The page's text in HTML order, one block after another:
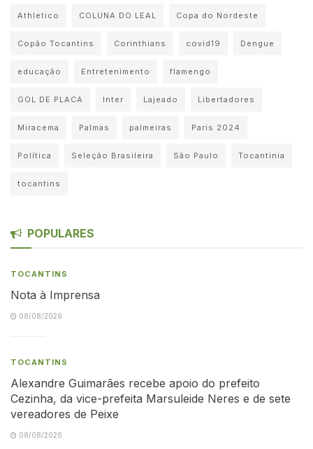
Athletico COLUNA DO LEAL Copa do Nordeste
Copão Tocantins Corinthians covid19 Dengue
educação Entretenimento flamengo
GOL DE PLACA Inter Lajeado Libertadores
Miracema Palmas palmeiras Paris 2024
Política Seleção Brasileira São Paulo Tocantinia
tocantins
POPULARES
TOCANTINS
Nota à Imprensa
08/08/2026
TOCANTINS
Alexandre Guimarães recebe apoio do prefeito
Cezinha, da vice-prefeita Marsuleide Neres e de sete
vereadores de Peixe
08/08/2026